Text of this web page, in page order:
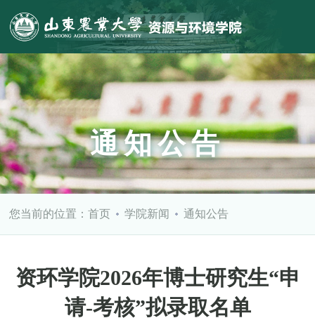
通知公告
您当前的位置：首页 学院新闻 通知公告
资环学院2026年博士研究生“申
请-考核”拟录取名单